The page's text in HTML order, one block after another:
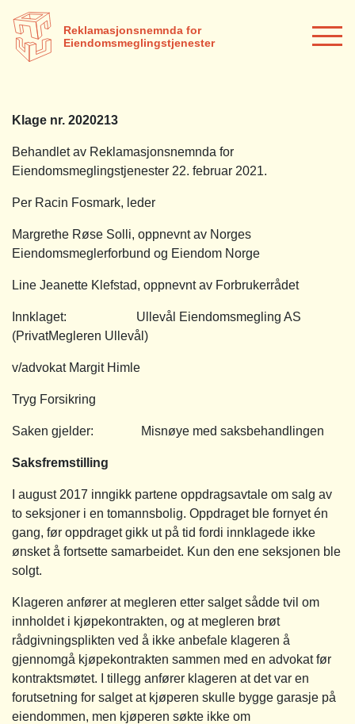
Reklamasjonsnemnda for
Eiendomsmeglingstjenester
Klage nr. 2020213
Behandlet av Reklamasjonsnemnda for
Eiendomsmeglingstjenester 22. februar 2021.
Per Racin Fosmark, leder
Margrethe Røse Solli, oppnevnt av Norges
Eiendomsmeglerforbund og Eiendom Norge
Line Jeanette Klefstad, oppnevnt av Forbrukerrådet
Innklaget: Ullevål Eiendomsmegling AS
(PrivatMegleren Ullevål)
v/advokat Margit Himle
Tryg Forsikring
Saken gjelder: Misnøye med saksbehandlingen
Saksfremstilling
I august 2017 inngikk partene oppdragsavtale om salg av
to seksjoner i en tomannsbolig. Oppdraget ble fornyet én
gang, før oppdraget gikk ut på tid fordi innklagede ikke
ønsket å fortsette samarbeidet. Kun den ene seksjonen ble
solgt.
Klageren anfører at megleren etter salget sådde tvil om
innholdet i kjøpekontrakten, og at megleren brøt
rådgivningsplikten ved å ikke anbefale klageren å
gjennomgå kjøpekontrakten sammen med en advokat før
kontraktsmøtet. I tillegg anfører klageren at det var en
forutsetning for salget at kjøperen skulle bygge garasje på
eiendommen, men kjøperen søkte ikke om